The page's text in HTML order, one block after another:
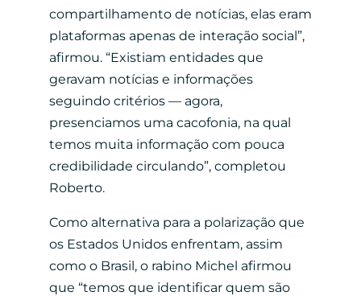
compartilhamento de notícias, elas eram
plataformas apenas de interação social”,
afirmou. “Existiam entidades que
geravam notícias e informações
seguindo critérios — agora,
presenciamos uma cacofonia, na qual
temos muita informação com pouca
credibilidade circulando”, completou
Roberto.
Como alternativa para a polarização que
os Estados Unidos enfrentam, assim
como o Brasil, o rabino Michel afirmou
que “temos que identificar quem são